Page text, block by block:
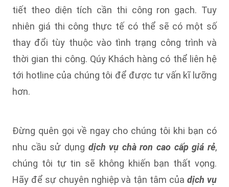
tiết theo diện tích cần thi công ron gạch. Tuy
nhiên giá thi công thực tế có thể sẽ có một số
thay đổi tùy thuộc vào tình trạng công trình và
thời gian thi công. Qúy Khách hàng có thể liên hệ
tới hotline của chúng tôi để được tư vấn kĩ lưỡng
hơn.
Đừng quên gọi về ngay cho chúng tôi khi bạn có
nhu cầu sử dụng dịch vụ chà ron cao cấp giá rẻ,
chúng tôi tự tin sẽ không khiến bạn thất vọng.
Hãy để sự chuyên nghiệp và tận tâm củadịch vụ